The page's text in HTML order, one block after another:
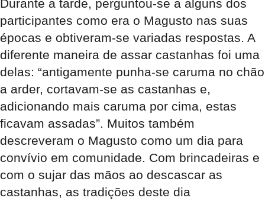
Durante a tarde, perguntou-se a alguns dos
participantes como era o Magusto nas suas
épocas e obtiveram-se variadas respostas. A
diferente maneira de assar castanhas foi uma
delas: “antigamente punha-se caruma no chão
a arder, cortavam-se as castanhas e,
adicionando mais caruma por cima, estas
ficavam assadas”. Muitos também
descreveram o Magusto como um dia para
convívio em comunidade. Com brincadeiras e
com o sujar das mãos ao descascar as
castanhas, as tradições deste dia